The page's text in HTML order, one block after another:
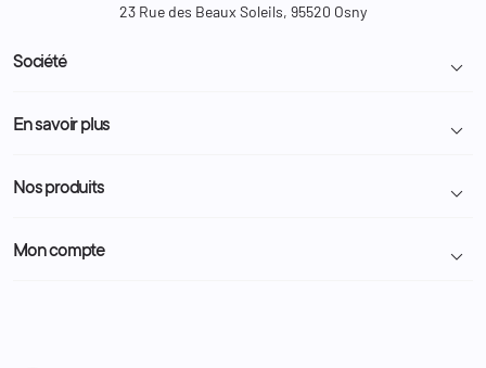
23 Rue des Beaux Soleils, 95520 Osny
Société 
Livraison et retour colis
Demande de devis
Nous contacter
En savoir plus 
Programme Fidélité
Administration
Nos produits 
Police Municipale | ASVP
Mon compte 